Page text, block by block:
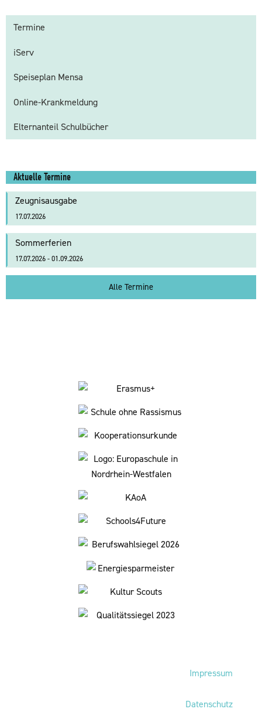
Termine
iServ
Speiseplan Mensa
Online-Krankmeldung
Elternanteil Schulbücher
Aktuelle Termine
Zeugnisausgabe
17.07.2026
Sommerferien
17.07.2026 - 01.09.2026
Alle Termine
Impressum
Datenschutz